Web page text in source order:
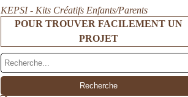
KEPSI - Kits Créatifs Enfants/Parents
POUR TROUVER FACILEMENT UN
PROJET